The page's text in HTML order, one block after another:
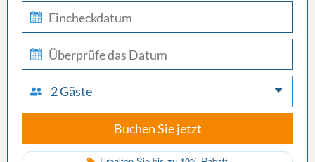
check-
in
check-
out
2 Gäste
Buchen Sie jetzt